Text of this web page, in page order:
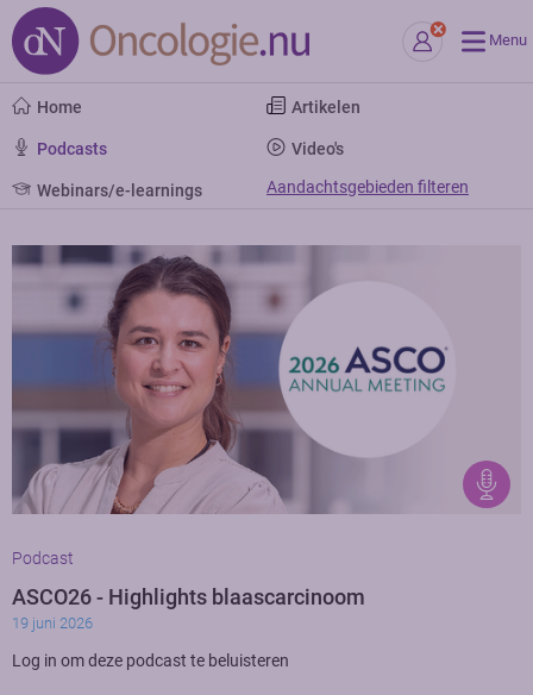
Menu
Home Artikelen
Podcasts Video's
Webinars/e-learnings Aandachtsgebieden filteren
Podcast
ASCO26 - Highlights blaascarcinoom
19 juni 2026
Log in om deze podcast te beluisteren